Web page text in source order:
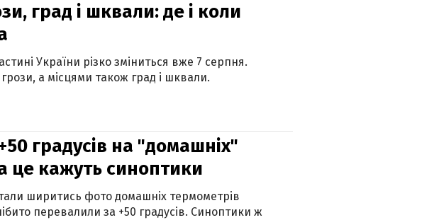
град і шквали: де і коли
України різко зміниться вже 7 серпня.
а місцями також град і шквали.
градусів на "домашніх"
це кажуть синоптики
ширитись фото домашніх термометрів
перевалили за +50 градусів. Синоптики ж